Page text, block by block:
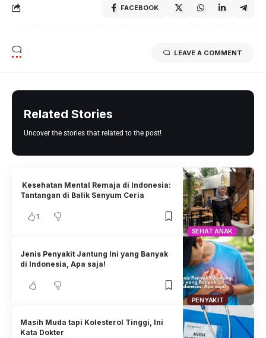
FACEBOOK
LEAVE A COMMENT
Related Stories
Uncover the stories that related to the post!
SEHAT ANAK
Kesehatan Mental Remaja di Indonesia:
Tantangan di Balik Senyum Ceria
1
PENYAKIT
Jenis Penyakit Jantung Ini yang Banyak
di Indonesia, Apa saja!
Masih Muda tapi Kolesterol Tinggi, Ini
Kata Dokter